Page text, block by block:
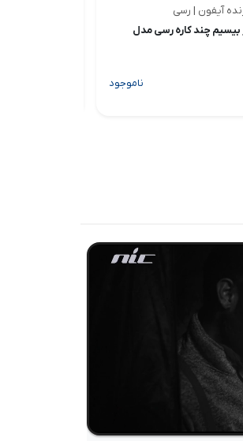
آیفون | رسی
بیسیم چند کاره رسی مدل
ناموجود